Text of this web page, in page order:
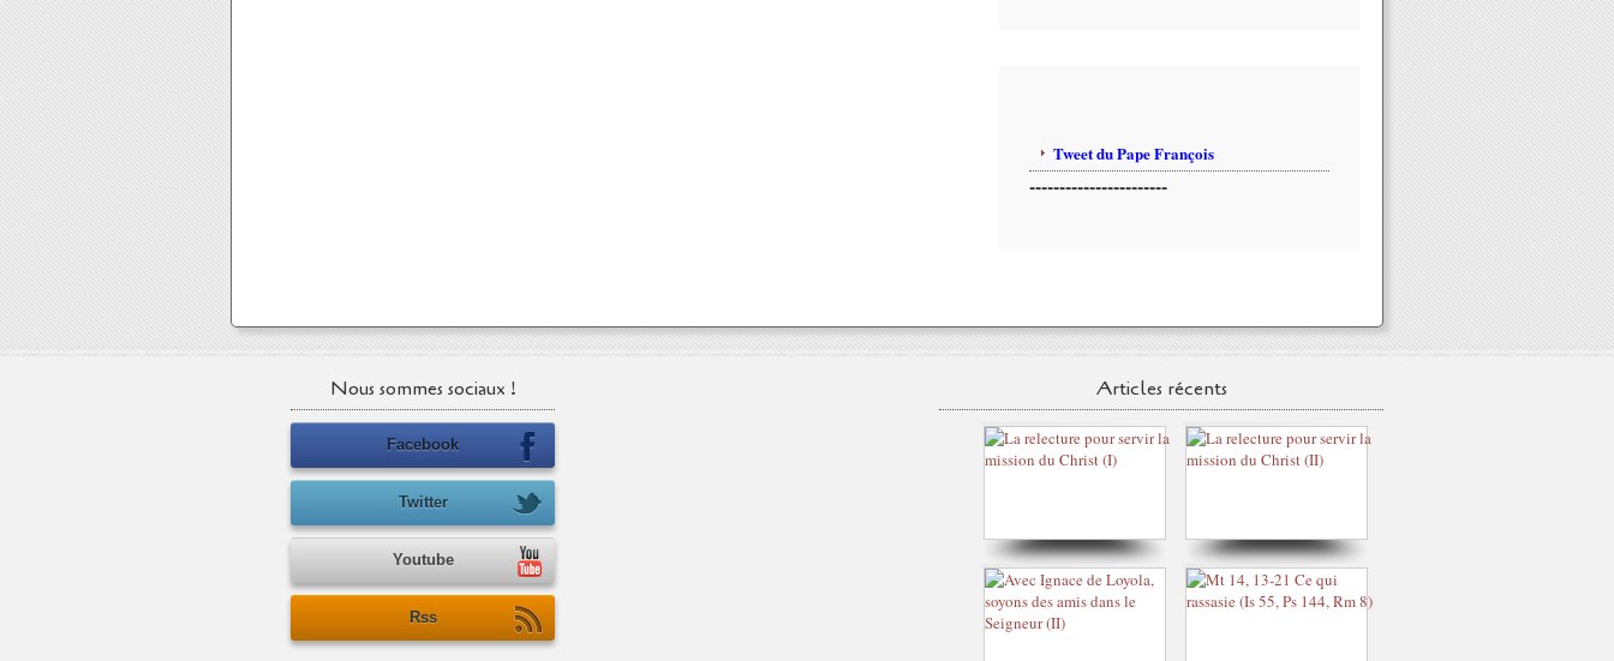
Tweet du Pape François
-----------------------
Nous sommes sociaux !
Facebook
Twitter
Youtube
Rss
Articles récents